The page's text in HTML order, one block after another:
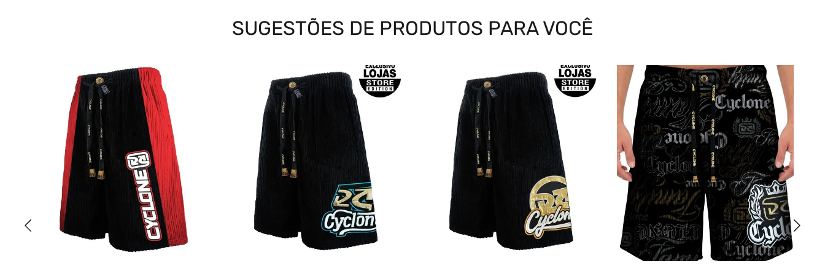
SUGESTÕES DE PRODUTOS PARA VOCÊ